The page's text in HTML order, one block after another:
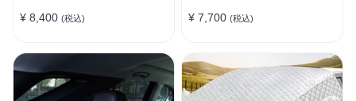
¥ 8,400 (税込) ¥ 7,700 (税込)